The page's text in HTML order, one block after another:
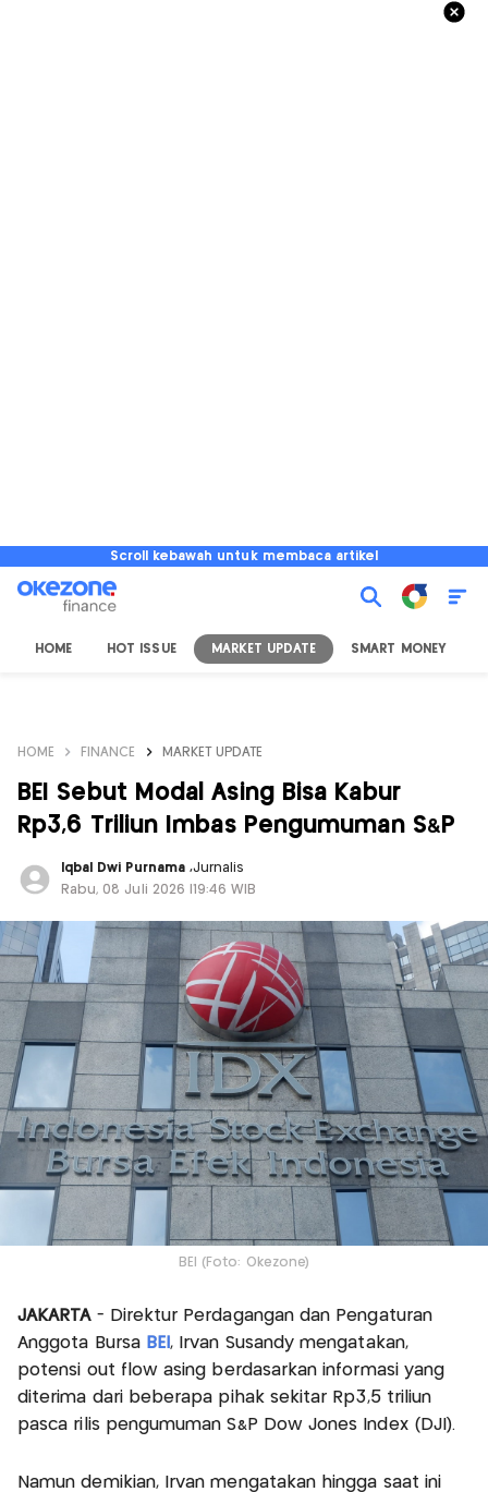
Scroll kebawah untuk membaca artikel
HOME HOT ISSUE MARKET UPDATE SMART MONEY
HOME FINANCE MARKET UPDATE
BEI Sebut Modal Asing Bisa Kabur
Rp3,6 Triliun Imbas Pengumuman S&P
Iqbal Dwi Purnama ,Jurnalis
Rabu, 08 Juli 2026 |19:46 WIB
BEI (Foto: Okezone)
JAKARTA- Direktur Perdagangan dan Pengaturan
Anggota Bursa BEI , Irvan Susandy mengatakan,
potensi out flow asing berdasarkan informasi yang
diterima dari beberapa pihak sekitar Rp3,5 triliun
pasca rilis pengumuman S&P Dow Jones Index (DJI).
Namun demikian, Irvan mengatakan hingga saat ini